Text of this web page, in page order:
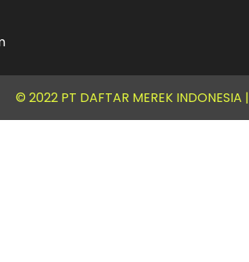
© 2022 PT DAFTAR MEREK INDONESIA |